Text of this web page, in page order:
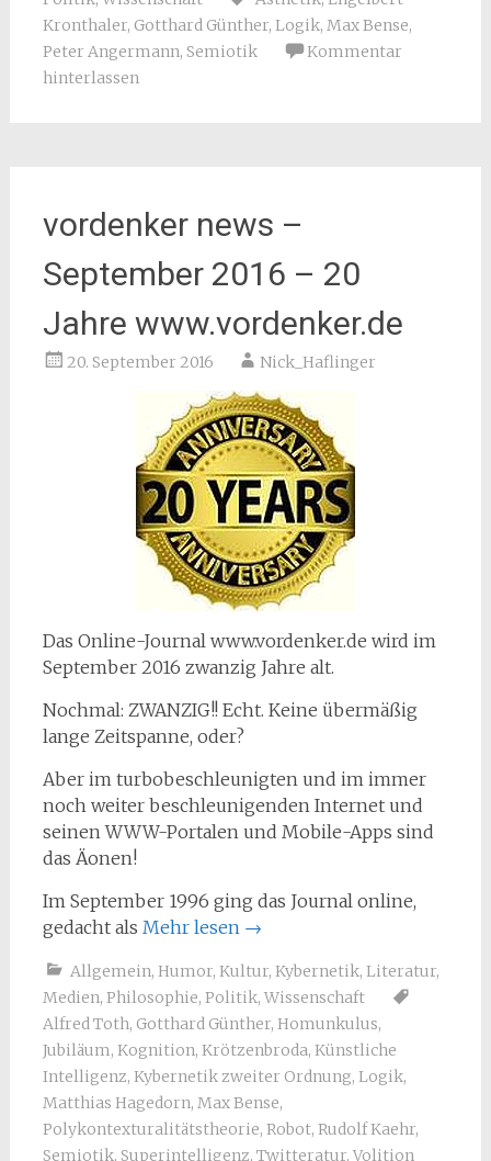
Kronthaler, Gotthard Günther, Logik, Max Bense,
Peter Angermann, Semiotik
Kommentar
hinterlassen
vordenker news –
September 2016 – 20
Jahre www.vordenker.de
20. September 2016 Nick_Haflinger
Das Online-Journal www.vordenker.de wird im
September 2016 zwanzig Jahre alt.
Nochmal: ZWANZIG!! Echt. Keine übermäßig
lange Zeitspanne, oder?
Aber im turbobeschleunigten und im immer
noch weiter beschleunigenden Internet und
seinen WWW-Portalen und Mobile-Apps sind
das Äonen!
Im September 1996 ging das Journal online,
gedacht als Mehr lesen →
Allgemein, Humor, Kultur, Kybernetik, Literatur,
Medien, Philosophie, Politik, Wissenschaft
Alfred Toth, Gotthard Günther, Homunkulus,
Jubiläum, Kognition, Krötzenbroda, Künstliche
Intelligenz, Kybernetik zweiter Ordnung, Logik,
Matthias Hagedorn, Max Bense,
Polykontexturalitätstheorie, Robot, Rudolf Kaehr,
Semiotik, Superintelligenz, Twitteratur, Volition